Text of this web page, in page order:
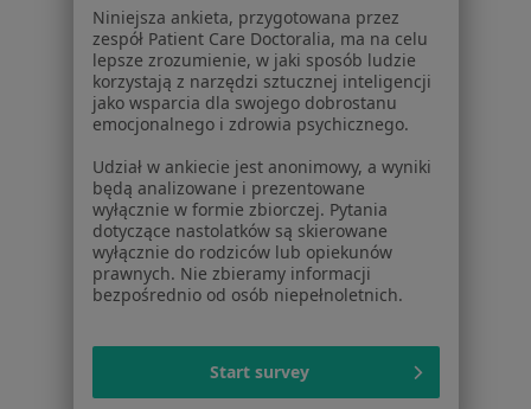
Dla pacjentów
Lekarze
Placówki medyczne
Pytania i odpowiedzi
Usługi i zabiegi
Choroby
Pomoc
Aplikacje mobilne
Blog dla pacjentów
Cennik
Dla lekarzy
Niniejsza ankieta, przygotowana przez
zespół Patient Care Doctoralia, ma na celu
lepsze zrozumienie, w jaki sposób ludzie
korzystają z narzędzi sztucznej inteligencji
jako wsparcia dla swojego dobrostanu
emocjonalnego i zdrowia psychicznego.
Udział w ankiecie jest anonimowy, a wyniki
będą analizowane i prezentowane
wyłącznie w formie zbiorczej. Pytania
dotyczące nastolatków są skierowane
wyłącznie do rodziców lub opiekunów
prawnych. Nie zbieramy informacji
bezpośrednio od osób niepełnoletnich.
Start survey